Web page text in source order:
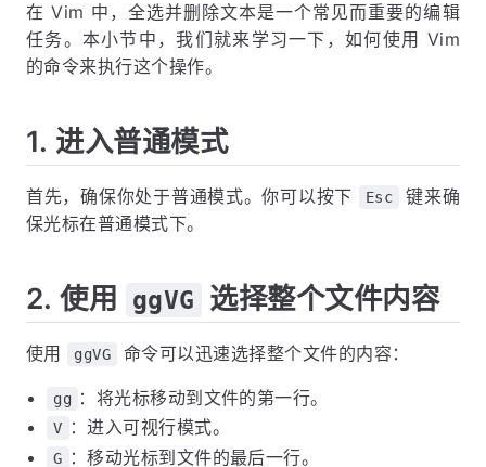
在 Vim 中，全选并删除文本是一个常见而重要的编辑
任务。本小节中，我们就来学习一下，如何使用 Vim
的命令来执行这个操作。
1. 进入普通模式
首先，确保你处于普通模式。你可以按下 Esc
键来确
保光标在普通模式下。
2. 使用 ggVG 选择整个文件内容
使用 ggVG 命令可以迅速选择整个文件的内容：
gg ：将光标移动到文件的第一行。
V ：进入可视行模式。
G ：移动光标到文件的最后一行。